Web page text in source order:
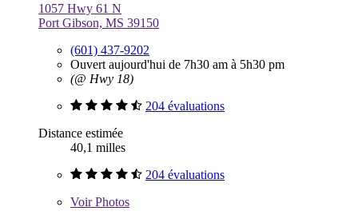
1057 Hwy 61 N
Port Gibson, MS 39150
(601) 437-9202
Ouvert aujourd'hui de 7h30 am à 5h30 pm
(@ Hwy 18)
204 évaluations
Distance estimée
40,1 milles
204 évaluations
VoirPhotos